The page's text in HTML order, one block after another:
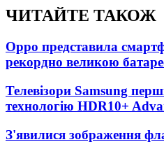
ЧИТАЙТЕ ТАКОЖ
Oppo представила
рекордно великою
Телевізори Samsung
технологію HDR10+
З'явилися зображення